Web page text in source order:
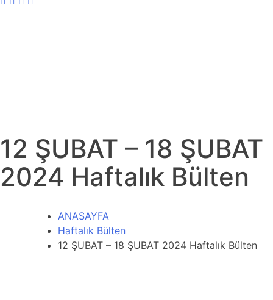
12 ŞUBAT – 18 ŞUBAT
2024 Haftalık Bülten
ANASAYFA
Haftalık Bülten
12 ŞUBAT – 18 ŞUBAT 2024 Haftalık Bülten